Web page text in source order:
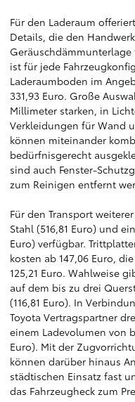
Für den Laderaum
Details, die den
ist für jede
Laderaumboden im
331,93 Euro. Große
Millimeter starken, in
Verkleidungen für Wand
können miteinander
bedürfnisgerecht
sind auch Fenster-
zum Reinigen entfernt
Für den Transport
Stahl (516,81 Euro) und
Euro) verfügbar.
kosten ab 147,06 Euro,
125,21 Euro. Wahlweise
auf dem bis zu drei
(116,81 Euro). In
Toyota Vertragspartner
einem Ladevolumen von
Euro). Mit der
können darüber hinaus
städtischen Einsatz fast
das Fahrzeugheck zum